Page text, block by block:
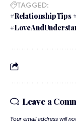
TAGGED:
#RelationshipTips
Leave a
Your email address will